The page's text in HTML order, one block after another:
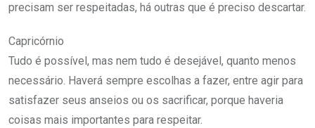
precisam ser respeitadas, há outras que é preciso descartar.
Capricórnio
Tudo é possível, mas nem tudo é desejável, quanto menos
necessário. Haverá sempre escolhas a fazer, entre agir para
satisfazer seus anseios ou os sacrificar, porque haveria
coisas mais importantes para respeitar.